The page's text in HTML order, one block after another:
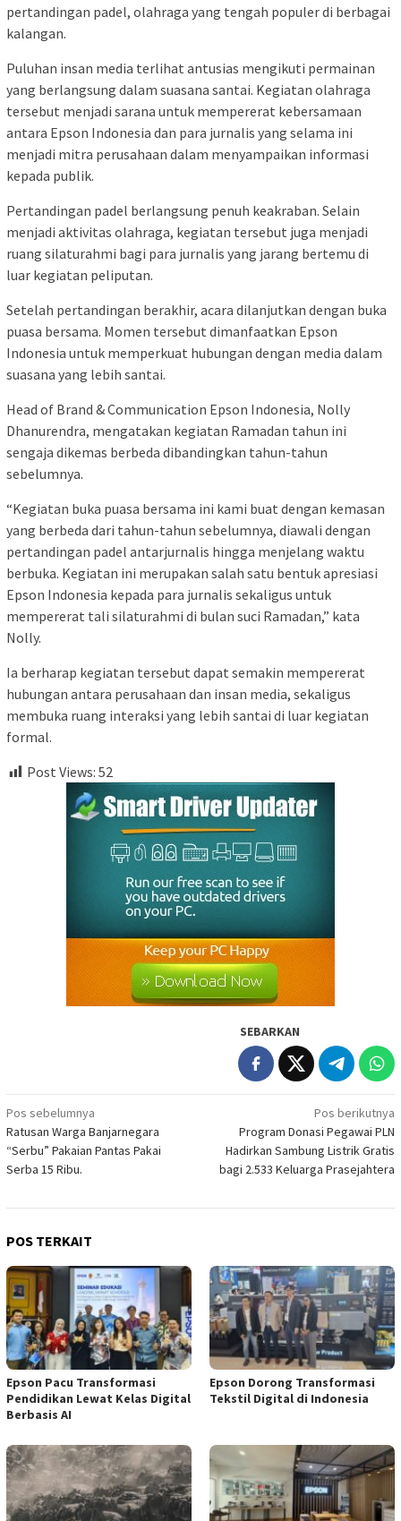
pertandingan padel, olahraga yang tengah populer di berbagai
kalangan.
Puluhan insan media terlihat antusias mengikuti permainan
yang berlangsung dalam suasana santai. Kegiatan olahraga
tersebut menjadi sarana untuk mempererat kebersamaan
antara Epson Indonesia dan para jurnalis yang selama ini
menjadi mitra perusahaan dalam menyampaikan informasi
kepada publik.
Pertandingan padel berlangsung penuh keakraban. Selain
menjadi aktivitas olahraga, kegiatan tersebut juga menjadi
ruang silaturahmi bagi para jurnalis yang jarang bertemu di
luar kegiatan peliputan.
Setelah pertandingan berakhir, acara dilanjutkan dengan buka
puasa bersama. Momen tersebut dimanfaatkan Epson
Indonesia untuk memperkuat hubungan dengan media dalam
suasana yang lebih santai.
Head of Brand & Communication Epson Indonesia, Nolly
Dhanurendra, mengatakan kegiatan Ramadan tahun ini
sengaja dikemas berbeda dibandingkan tahun-tahun
sebelumnya.
“Kegiatan buka puasa bersama ini kami buat dengan kemasan
yang berbeda dari tahun-tahun sebelumnya, diawali dengan
pertandingan padel antarjurnalis hingga menjelang waktu
berbuka. Kegiatan ini merupakan salah satu bentuk apresiasi
Epson Indonesia kepada para jurnalis sekaligus untuk
mempererat tali silaturahmi di bulan suci Ramadan,” kata
Nolly.
Ia berharap kegiatan tersebut dapat semakin mempererat
hubungan antara perusahaan dan insan media, sekaligus
membuka ruang interaksi yang lebih santai di luar kegiatan
formal.
Post Views: 52
SEBARKAN
Navigasi
pos
Pos sebelumnya
Ratusan Warga Banjarnegara
“Serbu” Pakaian Pantas Pakai
Serba 15 Ribu.
Pos berikutnya
Program Donasi Pegawai PLN
Hadirkan Sambung Listrik Gratis
bagi 2.533 Keluarga Prasejahtera
POS TERKAIT
Epson Pacu Transformasi
Pendidikan Lewat Kelas Digital
Berbasis AI
Epson Dorong Transformasi
Tekstil Digital di Indonesia